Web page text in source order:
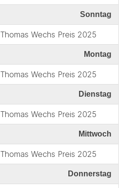
Sonntag
Thomas Wechs Preis 2025
Montag
Thomas Wechs Preis 2025
Dienstag
Thomas Wechs Preis 2025
Mittwoch
Thomas Wechs Preis 2025
Donnerstag